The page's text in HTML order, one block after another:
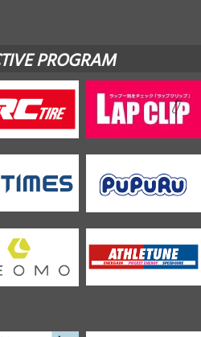
PROGRAM